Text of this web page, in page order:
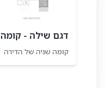
דגם שילה - קומה 1
קומה שניה של הדירה